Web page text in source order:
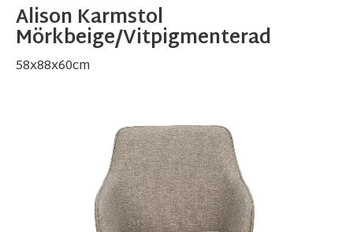
Alison Karmstol
Mörkbeige/Vitpigmenterad
58x88x60cm